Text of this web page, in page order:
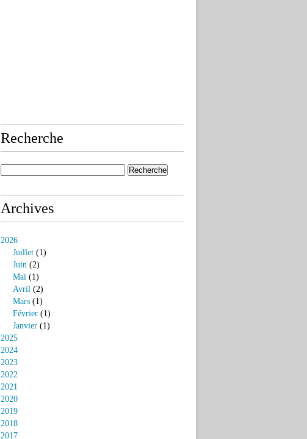
Recherche
Archives
2026
Juillet (1)
Juin (2)
Mai (1)
Avril (2)
Mars (1)
Février (1)
Janvier (1)
2025
2024
2023
2022
2021
2020
2019
2018
2017